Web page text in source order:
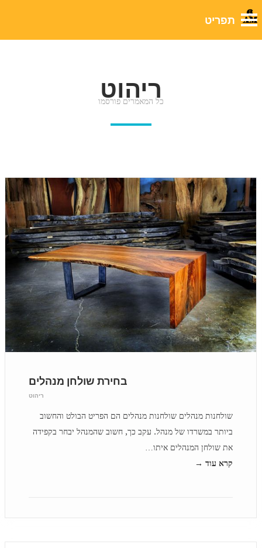
ריהוט
כל המאמרים פורסמו
בחירת שולחן מנהלים
ריהוט
שולחנות מנהלים שולחנות מנהלים הם הפריט הבולט והחשוב
ביותר במשרדו של מנהל. עקב כך, חשוב שהמנהל יבחר בקפידה
את שולחן המנהלים איתו…
קרא עוד →